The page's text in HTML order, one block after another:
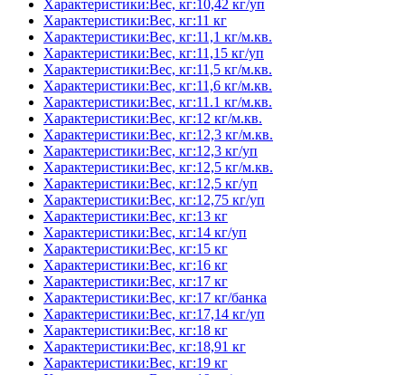
Характеристики:Вес, кг:10,42 кг/уп
Характеристики:Вес, кг:11 кг
Характеристики:Вес, кг:11,1 кг/м.кв.
Характеристики:Вес, кг:11,15 кг/уп
Характеристики:Вес, кг:11,5 кг/м.кв.
Характеристики:Вес, кг:11,6 кг/м.кв.
Характеристики:Вес, кг:11.1 кг/м.кв.
Характеристики:Вес, кг:12 кг/м.кв.
Характеристики:Вес, кг:12,3 кг/м.кв.
Характеристики:Вес, кг:12,3 кг/уп
Характеристики:Вес, кг:12,5 кг/м.кв.
Характеристики:Вес, кг:12,5 кг/уп
Характеристики:Вес, кг:12,75 кг/уп
Характеристики:Вес, кг:13 кг
Характеристики:Вес, кг:14 кг/уп
Характеристики:Вес, кг:15 кг
Характеристики:Вес, кг:16 кг
Характеристики:Вес, кг:17 кг
Характеристики:Вес, кг:17 кг/банка
Характеристики:Вес, кг:17,14 кг/уп
Характеристики:Вес, кг:18 кг
Характеристики:Вес, кг:18,91 кг
Характеристики:Вес, кг:19 кг